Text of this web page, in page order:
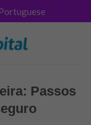
Portuguese ▼
Passos